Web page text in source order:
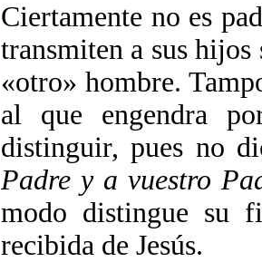
Ciertamente no es
transmiten a sus
«otro» hombre.
al que engendra
distinguir, pues no
Padre y a vuestro
modo distingue su
recibida de Jesús.